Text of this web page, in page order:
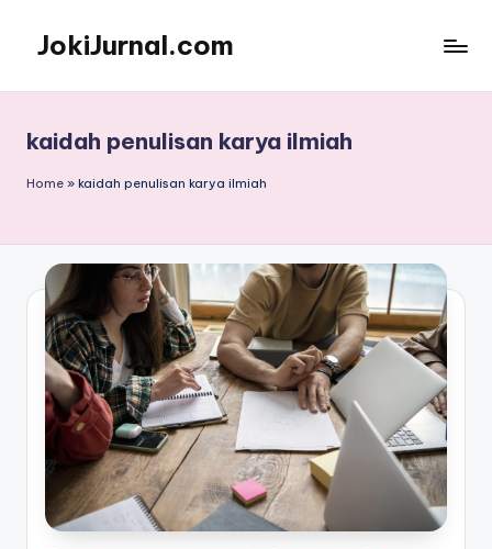
content
JokiJurnal.com
dan
Publikasi
Jurnal
kaidah penulisan karya ilmiah
Home » kaidah penulisan karya ilmiah